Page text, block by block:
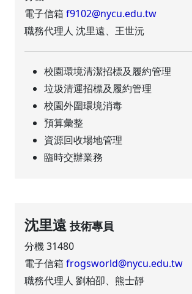
電子信箱f9102@nycu.edu.tw
職務代理人 沈里遠、王世沅
校園環境清潔招標及履約管理
垃圾清運招標及履約管理
校園外圍環境消毒
預算彙整
資源回收場地管理
臨時交辦業務
沈里遠 技術專員
分機 31480
電子信箱frogsworld@nycu.edu.tw
職務代理人 劉柏卲、熊士靜